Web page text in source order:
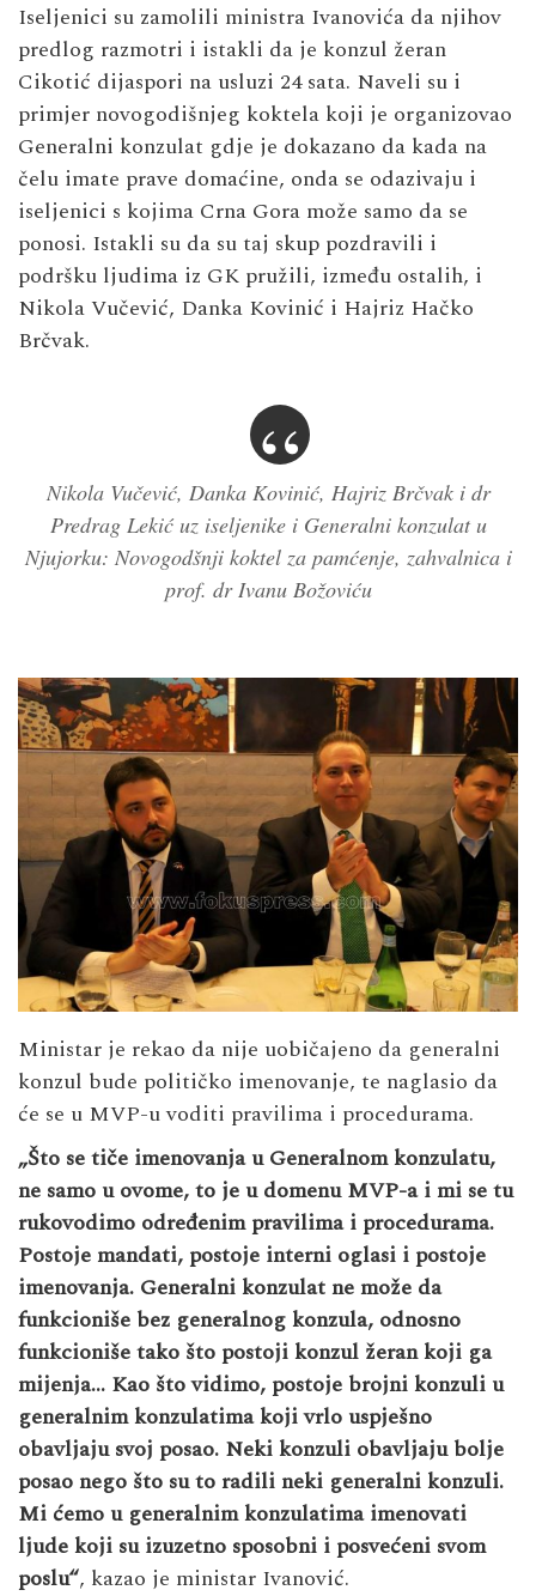
Iseljenici su zamolili ministra Ivanovića da njihov
predlog razmotri i istakli da je konzul žeran
Cikotić dijaspori na usluzi 24 sata. Naveli su i
primjer novogodišnjeg koktela koji je organizovao
Generalni konzulat gdje je dokazano da kada na
čelu imate prave domaćine, onda se odazivaju i
iseljenici s kojima Crna Gora može samo da se
ponosi. Istakli su da su taj skup pozdravili i
podršku ljudima iz GK pružili, između ostalih, i
Nikola Vučević, Danka Kovinić i Hajriz Hačko
Brčvak.
Nikola Vučević, Danka Kovinić, Hajriz Brčvak i dr
Predrag Lekić uz iseljenike i Generalni konzulat u
Njujorku: Novogodšnji koktel za pamćenje, zahvalnica i
prof. dr Ivanu Božoviću
Ministar je rekao da nije uobičajeno da generalni
konzul bude političko imenovanje, te naglasio da
će se u MVP-u voditi pravilima i procedurama.
„Što se tiče imenovanja u Generalnom konzulatu,
ne samo u ovome, to je u domenu MVP-a i mi se tu
rukovodimo određenim pravilima i procedurama.
Postoje mandati, postoje interni oglasi i postoje
imenovanja. Generalni konzulat ne može da
funkcioniše bez generalnog konzula, odnosno
funkcioniše tako što postoji konzul žeran koji ga
mijenja… Kao što vidimo, postoje brojni konzuli u
generalnim konzulatima koji vrlo uspješno
obavljaju svoj posao. Neki konzuli obavljaju bolje
posao nego što su to radili neki generalni konzuli.
Mi ćemo u generalnim konzulatima imenovati
ljude koji su izuzetno sposobni i posvećeni svom
poslu“, kazao je ministar Ivanović.